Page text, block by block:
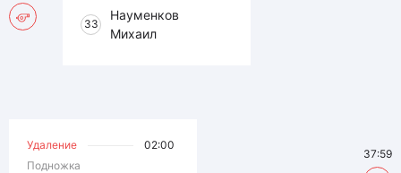
33
Науменков
Михаил
Удаление
02:00
Подножка
37:59